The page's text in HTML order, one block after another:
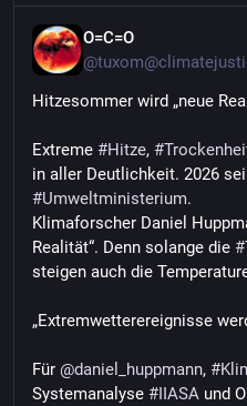
O=C=O
Hitzesommer wird „neue
Extreme #Hitze, #
#Umweltministerium.
Klimaforscher Daniel
Realität“. Denn solange die #
steigen auch die
„Extremwetterereignisse
Für @daniel_huppmann, #
Systemanalyse #IIASA und